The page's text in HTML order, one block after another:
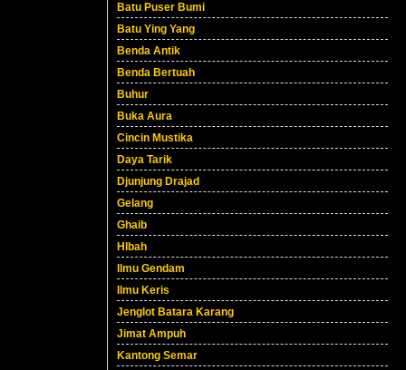
Batu Puser Bumi
Batu Ying Yang
Benda Antik
Benda Bertuah
Buhur
Buka Aura
Cincin Mustika
Daya Tarik
Djunjung Drajad
Gelang
Ghaib
HIbah
Ilmu Gendam
Ilmu Keris
Jenglot Batara Karang
Jimat Ampuh
Kantong Semar